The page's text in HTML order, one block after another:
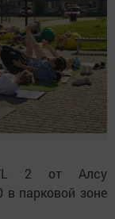
2 от Алсу
в парковой зоне